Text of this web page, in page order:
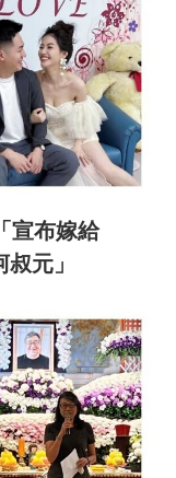
宣布嫁給
元」